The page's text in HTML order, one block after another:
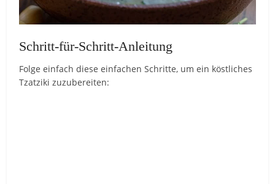
Schritt-für-Schritt-Anleitung
Folge einfach diese einfachen Schritte, um ein köstliches
Tzatziki zuzubereiten: